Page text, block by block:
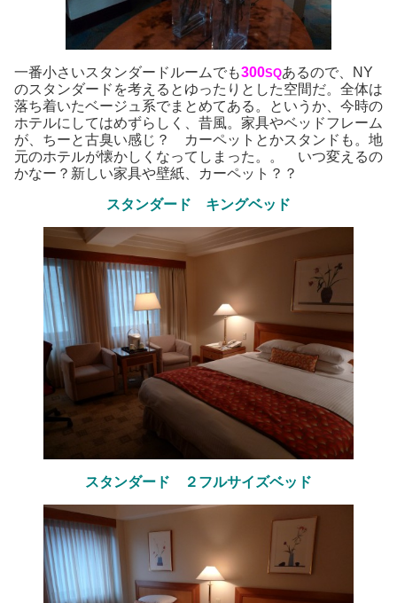
一番小さいスタンダードルームでも300SQあるので、NY
のスタンダードを考えるとゆったりとした空間だ。全体は
落ち着いたベージュ系でまとめてある。というか、今時の
ホテルにしてはめずらしく、昔風。家具やベッドフレーム
が、ちーと古臭い感じ？ カーペットとかスタンドも。地
元のホテルが懐かしくなってしまった。。 いつ変えるの
かなー？新しい家具や壁紙、カーペット？？
スタンダード キングベッド
スタンダード ２フルサイズベッド